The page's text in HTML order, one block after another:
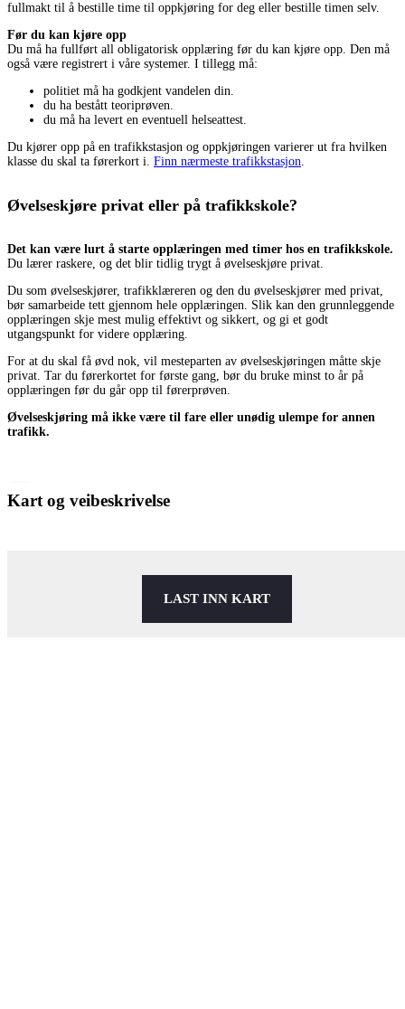
fullmakt til å bestille time til oppkjøring for deg eller bestille timen selv.
Før du kan kjøre opp
Du må ha fullført all obligatorisk opplæring før du kan kjøre opp. Den må
også være registrert i våre systemer. I tillegg må:
politiet må ha godkjent vandelen din.
du ha bestått teoriprøven.
du må ha levert en eventuell helseattest.
Du kjører opp på en trafikkstasjon og oppkjøringen varierer ut fra hvilken
klasse du skal ta førerkort i. Finn nærmeste trafikkstasjon
Øvelseskjøre privat eller på trafikkskole?
Det kan være lurt å starte opplæringen med timer hos en trafikkskole.
Du lærer raskere, og det blir tidlig trygt å øvelseskjøre privat.
Du som øvelseskjører, trafikklæreren og den du øvelseskjører med privat,
bør samarbeide tett gjennom hele opplæringen. Slik kan den grunnleggende
opplæringen skje mest mulig effektivt og sikkert, og gi et godt
utgangspunkt for videre opplæring.
For at du skal få øvd nok, vil mesteparten av øvelseskjøringen måtte skje
privat. Tar du førerkortet for første gang, bør du bruke minst to år på
opplæringen før du går opp til førerprøven.
Øvelseskjøring må ikke være til fare eller unødig ulempe for annen
trafikk.
Kart og veibeskrivelse
LAST INN KART